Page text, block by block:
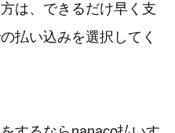
は、できるだけ早く支
払い込みを選択してく